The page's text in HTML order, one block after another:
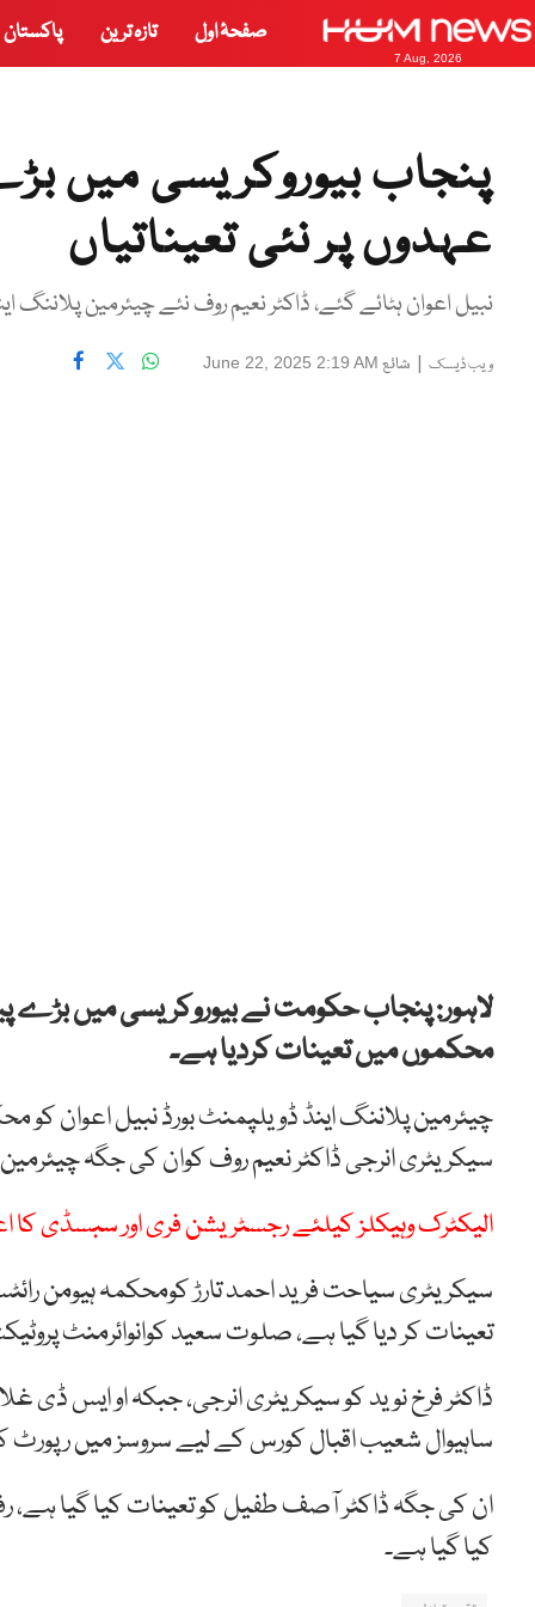
7 Aug, 2026
صفحۂ اول تازہ ترین پاکستان
پنجاب بیوروکریسی میں
عہدوں پر نئی تعیناتیاں
نبیل اعوان ہٹائے گئے، ڈاکٹر نعیم روف نئے چیئرمین پلاننگ
ویب ڈیسک | شائع June 22, 2025 2:19 AM
لاہور: پنجاب حکومت نے بیوروکریسی میں بڑے
محکموں میں تعینات کردیا ہے۔
چیئرمین پلاننگ اینڈ ڈویلپمنٹ بورڈ نبیل اعوان
سیکریٹری انرجی ڈاکٹر نعیم روف کوان کی جگہ
الیکٹرک وہیکلز کیلئے رجسٹریشن فری اور سبسڈی کا
سیکریٹری سیاحت فرید احمد تارڑ کومحکمہ ہیومن
تعینات کر دیا گیا ہے، صلوت سعید کوانوائرمنٹ
ڈاکٹر فرخ نوید کو سیکریٹری انرجی، جبکہ او ایس ڈی
ساہیوال شعیب اقبال کورس کے لیے سروسز میں رپورٹ
ان کی جگہ ڈاکٹر آصف طفیل کو تعینات کیا گیا ہے،
کیا گیا ہے۔